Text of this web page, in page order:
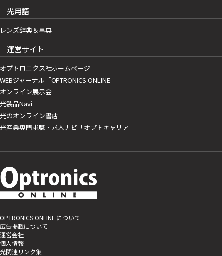
光用語
レンズ辞典＆事典
運営サイト
オプトロニクス社ホームページ
WEBジャーナル「OPTRONICS ONLINE」
オンライン展示会
光製品Navi
光のオンライン書店
光産業専門求職・求人ナビ「オプトキャリア」
OPTRONICS ONLINE について
広告掲載について
運営会社
個人情報
光関連リンク集